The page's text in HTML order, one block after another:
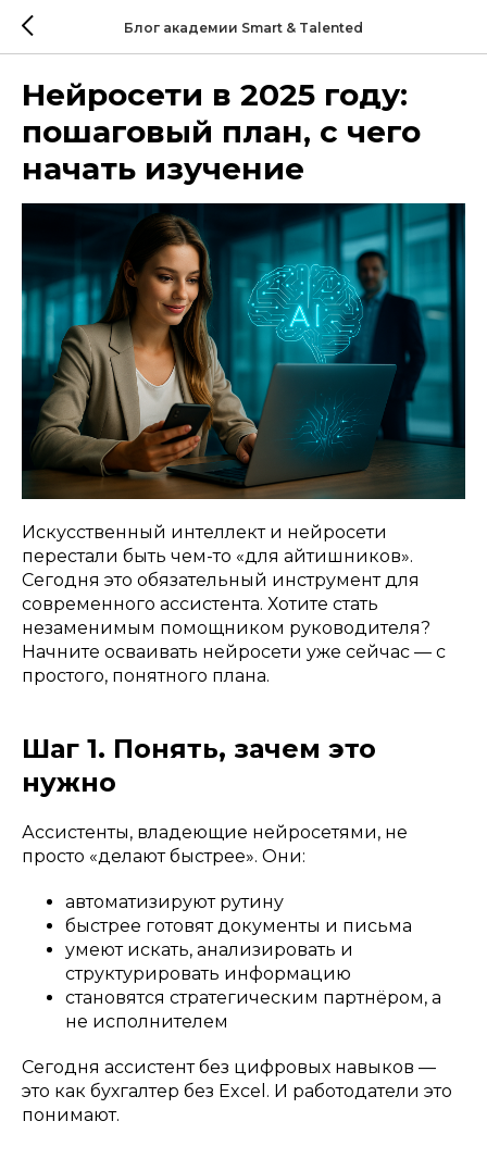
Блог академии Smart & Talented
Нейросети в 2025 году:
пошаговый план, с чего
начать изучение
Искусственный интеллект и нейросети
перестали быть чем-то «для айтишников».
Сегодня это обязательный инструмент для
современного ассистента. Хотите стать
незаменимым помощником руководителя?
Начните осваивать нейросети уже сейчас — с
простого, понятного плана.
Шаг 1. Понять, зачем это
нужно
Ассистенты, владеющие нейросетями, не
просто «делают быстрее». Они:
автоматизируют рутину
быстрее готовят документы и письма
умеют искать, анализировать и
структурировать информацию
становятся стратегическим партнёром, а
не исполнителем
Сегодня ассистент без цифровых навыков —
это как бухгалтер без Excel. И работодатели это
понимают.